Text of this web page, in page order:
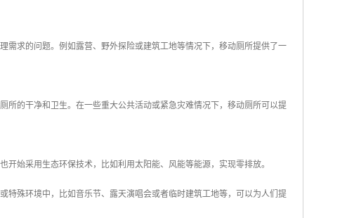
需求的问题。例如露营、野外探险或建筑工地等情况下，移动厕所提供了一
所的干净和卫生。在一些重大公共活动或紧急灾难情况下，移动厕所可以提
始采用生态环保技术，比如利用太阳能、风能等能源，实现零排放。
特殊环境中，比如音乐节、露天演唱会或者临时建筑工地等，可以为人们提